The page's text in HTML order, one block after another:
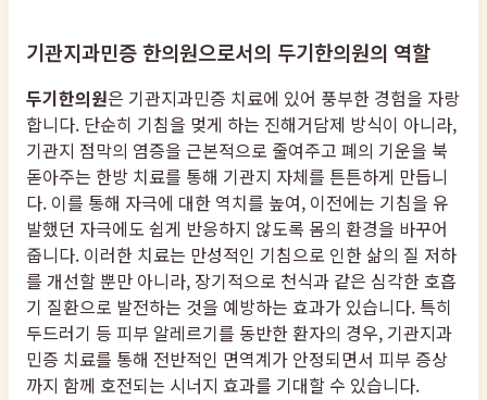
기관지과민증 한의원으로서의 두기한의원의 역할
두기한의원은 기관지과민증 치료에 있어 풍부한 경험을 자랑
합니다. 단순히 기침을 멎게 하는 진해거담제 방식이 아니라,
기관지 점막의 염증을 근본적으로 줄여주고 폐의 기운을 북
돋아주는 한방 치료를 통해 기관지 자체를 튼튼하게 만듭니
다. 이를 통해 자극에 대한 역치를 높여, 이전에는 기침을 유
발했던 자극에도 쉽게 반응하지 않도록 몸의 환경을 바꾸어
줍니다. 이러한 치료는 만성적인 기침으로 인한 삶의 질 저하
를 개선할 뿐만 아니라, 장기적으로 천식과 같은 심각한 호흡
기 질환으로 발전하는 것을 예방하는 효과가 있습니다. 특히
두드러기 등 피부 알레르기를 동반한 환자의 경우, 기관지과
민증 치료를 통해 전반적인 면역계가 안정되면서 피부 증상
까지 함께 호전되는 시너지 효과를 기대할 수 있습니다.